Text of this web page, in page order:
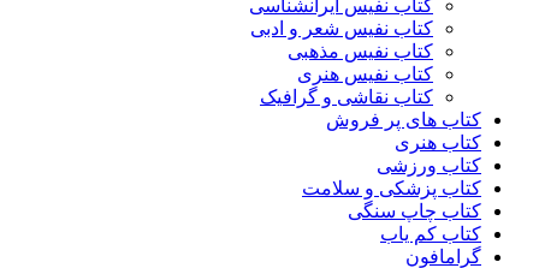
کتاب نفیس ایرانشناسی
کتاب نفیس شعر و ادبی
کتاب نفیس مذهبی
کتاب نفیس هنری
کتاب نقاشی و گرافیک
کتاب های پر فروش
کتاب هنری
کتاب ورزشی
کتاب پزشکی و سلامت
کتاب چاپ سنگی
کتاب کم یاب
گرامافون